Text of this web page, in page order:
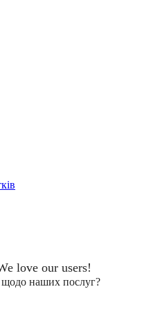
love our users!
щодо наших послуг?